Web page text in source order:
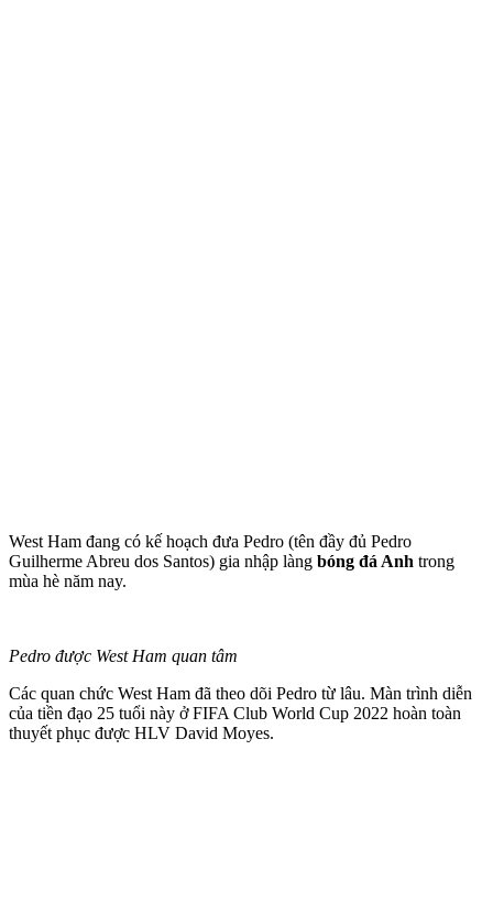
West Ham đang có kế hoạch đưa Pedro (tên đầy đủ Pedro
Guilherme Abreu dos Santos) gia nhập làng bóng đá Anh trong
mùa hè năm nay.
Pedro được West Ham quan tâm
Các quan chức West Ham đã theo dõi Pedro từ lâu. Màn trình diễn
của tiền đạo 25 tuổi này ở FIFA Club World Cup 2022 hoàn toàn
thuyết phục được HLV David Moyes.